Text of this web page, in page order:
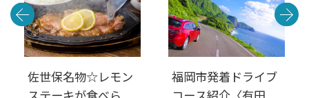
佐世保名物☆レモン
福岡市発着ドライブ